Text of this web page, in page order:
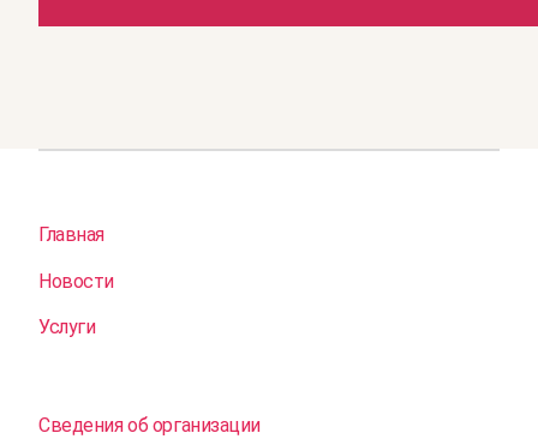
Главная
Новости
Услуги
Сведения об организации